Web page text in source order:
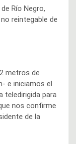
Río Negro,
reintegable de
metros de
e iniciamos el
teledirigida para
nos confirme
de la